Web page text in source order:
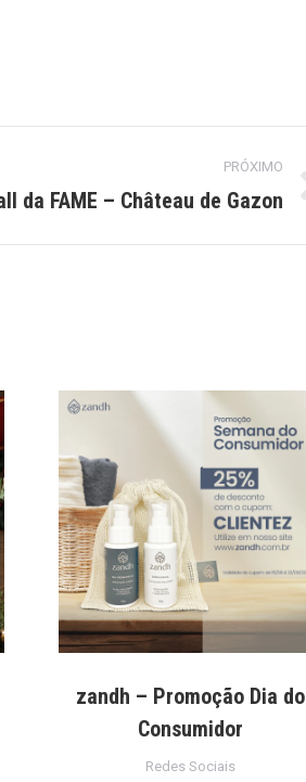
PRÓXIMO
da FAME – Château de Gazon
zandh – Promoção Dia do
Consumidor
Redes Sociais